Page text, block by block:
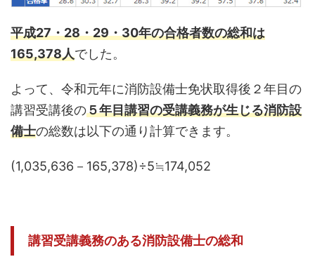
平成27・28・29・30年の合格者数の総和は
165,378人でした。
よって、令和元年に消防設備士免状取得後２年目の
講習受講後の５年目講習の受講義務が生じる消防設
備士の総数は以下の通り計算できます。
(1,035,636－165,378)÷5≒174,052
講習受講義務のある消防設備士の総和